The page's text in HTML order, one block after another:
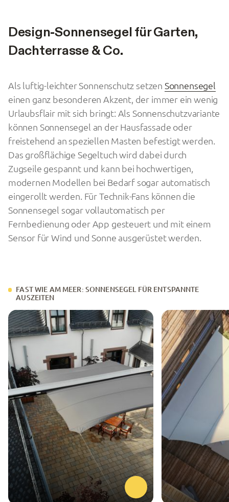
Design-Sonnensegel für Garten,
Dachterrasse & Co.
Als luftig-leichter Sonnenschutz setzen Sonnensegel
einen ganz besonderen Akzent, der immer ein wenig
Urlaubsflair mit sich bringt: Als Sonnenschutzvariante
können Sonnensegel an der Hausfassade oder
freistehend an speziellen Masten befestigt werden.
Das großflächige Segeltuch wird dabei durch
Zugseile gespannt und kann bei hochwertigen,
modernen Modellen bei Bedarf sogar automatisch
eingerollt werden. Für Technik-Fans können die
Sonnensegel sogar vollautomatisch per
Fernbedienung oder App gesteuert und mit einem
Sensor für Wind und Sonne ausgerüstet werden.
FAST WIE AM MEER: SONNENSEGEL FÜR ENTSPANNTE
AUSZEITEN